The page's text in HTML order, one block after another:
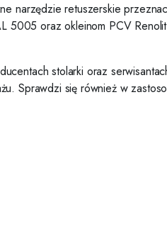
narzędzie retuszerskie
5005 oraz okleinom PCV
stolarki oraz
Sprawdzi się również w